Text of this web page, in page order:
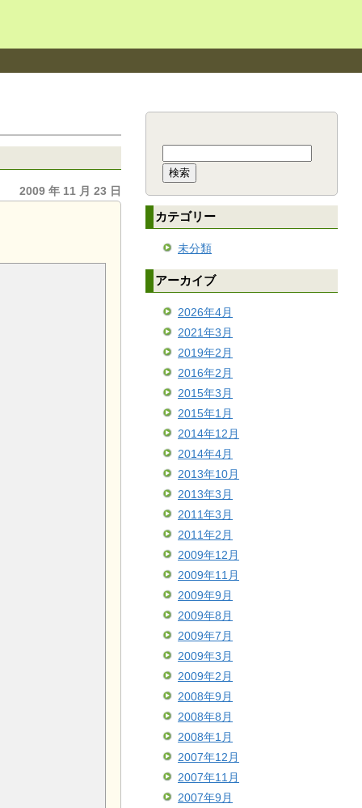
2009 年 11 月 23 日
カテゴリー
未分類
アーカイブ
2026年4月
2021年3月
2019年2月
2016年2月
2015年3月
2015年1月
2014年12月
2014年4月
2013年10月
2013年3月
2011年3月
2011年2月
2009年12月
2009年11月
2009年9月
2009年8月
2009年7月
2009年3月
2009年2月
2008年9月
2008年8月
2008年1月
2007年12月
2007年11月
2007年9月